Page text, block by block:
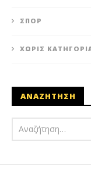
ΣΠΟΡ
ΧΩΡΊΣ
ΑΝΑΖΗΤΗΣΗ